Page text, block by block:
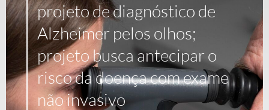
projeto de diagnóstico de
Alzheimer pelos olhos;
projeto busca antecipar o
risco da doença com exame
não invasivo